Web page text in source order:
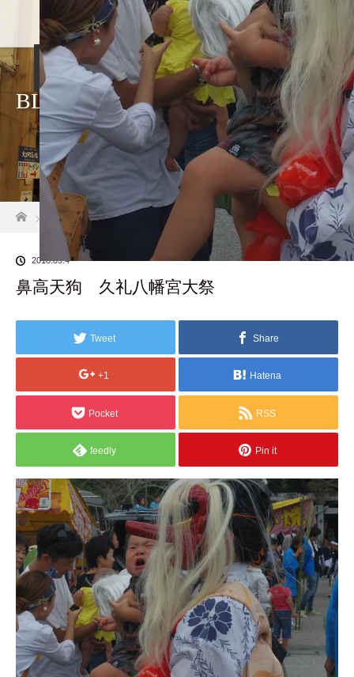
ホーム 店舗紹介 アクセス・駐車場
久礼大正町市場
BLOG
ブログ一覧 鼻高天狗 久礼八幡宮大祭
2018.09.4
鼻高天狗 久礼八幡宮大祭
Tweet Share
+1 Hatena
Pocket RSS
feedly Pin it